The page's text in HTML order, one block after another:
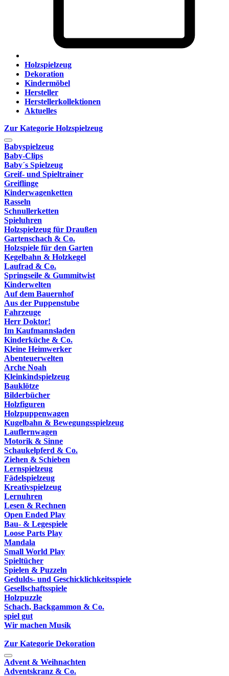
Holzspielzeug
Dekoration
Kindermöbel
Hersteller
Herstellerkollektionen
Aktuelles
Zur Kategorie Holzspielzeug
Babyspielzeug
Baby-Clips
Baby´s Spielzeug
Greif- und Spieltrainer
Greiflinge
Kinderwagenketten
Rasseln
Schnullerketten
Spieluhren
Holzspielzeug für Draußen
Gartenschach & Co.
Holzspiele für den Garten
Kegelbahn & Holzkegel
Laufrad & Co.
Springseile & Gummitwist
Kinderwelten
Auf dem Bauernhof
Aus der Puppenstube
Fahrzeuge
Herr Doktor!
Im Kaufmannsladen
Kinderküche & Co.
Kleine Heimwerker
Abenteuerwelten
Arche Noah
Kleinkindspielzeug
Bauklötze
Bilderbücher
Holzfiguren
Holzpuppenwagen
Kugelbahn & Bewegungsspielzeug
Lauflernwagen
Motorik & Sinne
Schaukelpferd & Co.
Ziehen & Schieben
Lernspielzeug
Fädelspielzeug
Kreativspielzeug
Lernuhren
Lesen & Rechnen
Open Ended Play
Bau- & Legespiele
Loose Parts Play
Mandala
Small World Play
Spieltücher
Spielen & Puzzeln
Gedulds- und Geschicklichkeitsspiele
Gesellschaftsspiele
Holzpuzzle
Schach, Backgammon & Co.
spiel gut
Wir machen Musik
Zur Kategorie Dekoration
Advent & Weihnachten
Adventskranz & Co.